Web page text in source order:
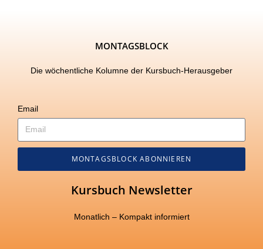
MONTAGSBLOCK
Die wöchentliche Kolumne der Kursbuch-Herausgeber
Email
MONTAGSBLOCK ABONNIEREN
Kursbuch Newsletter
Monatlich – Kompakt informiert